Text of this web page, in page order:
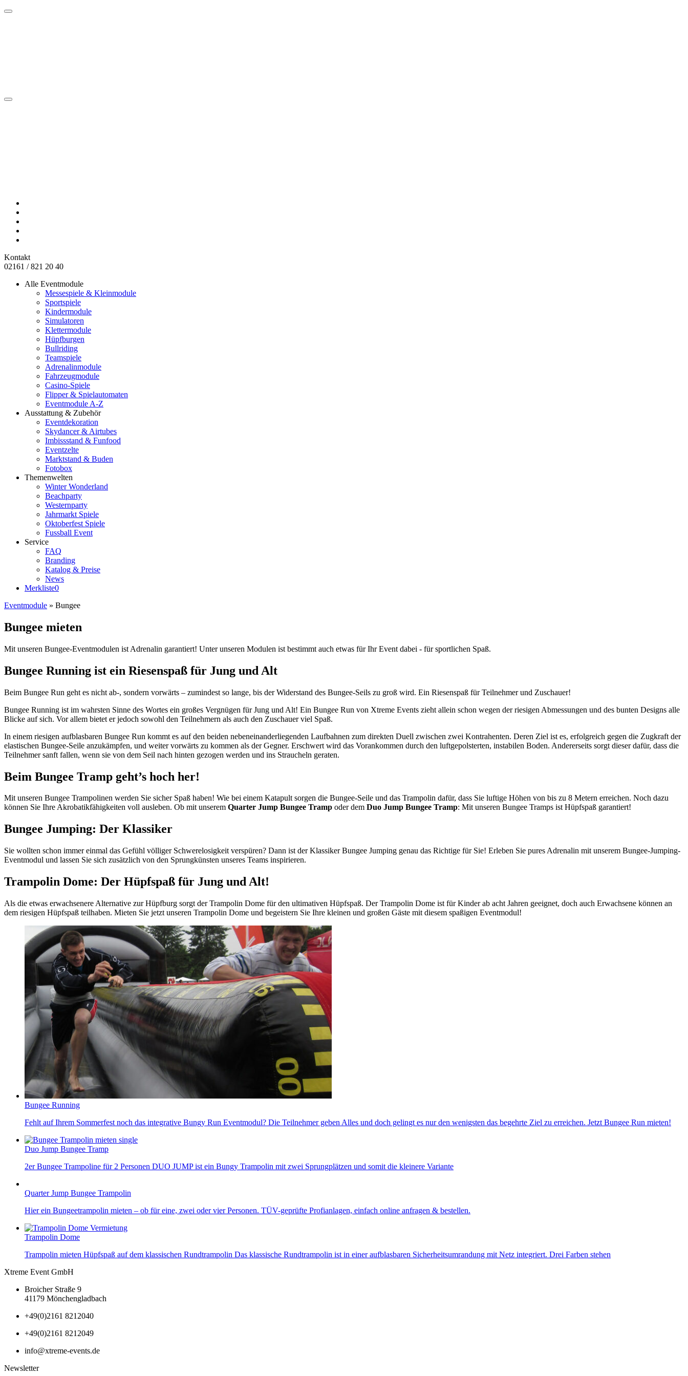
Kontakt
02161 / 821 20 40
Alle Eventmodule
Messespiele & Kleinmodule
Sportspiele
Kindermodule
Simulatoren
Klettermodule
Hüpfburgen
Bullriding
Teamspiele
Adrenalinmodule
Fahrzeugmodule
Casino-Spiele
Flipper & Spielautomaten
Eventmodule A-Z
Ausstattung & Zubehör
Eventdekoration
Skydancer & Airtubes
Imbissstand & Funfood
Eventzelte
Marktstand & Buden
Fotobox
Themenwelten
Winter Wonderland
Beachparty
Westernparty
Jahrmarkt Spiele
Oktoberfest Spiele
Fussball Event
Service
FAQ
Branding
Katalog & Preise
News
Merkliste0
Eventmodule » Bungee
Bungee mieten
Mit unseren Bungee-Eventmodulen ist Adrenalin garantiert! Unter unseren Modulen ist bestimmt auch etwas für Ihr Event dabei - für sportlichen Spaß.
Bungee Running ist ein Riesenspaß für Jung und Alt
Beim Bungee Run geht es nicht ab-, sondern vorwärts – zumindest so lange, bis der Widerstand des Bungee-Seils zu groß wird. Ein Riesenspaß für Teilnehmer und Zuschauer!
Bungee Running ist im wahrsten Sinne des Wortes ein großes Vergnügen für Jung und Alt! Ein Bungee Run von Xtreme Events zieht allein schon wegen der riesigen Abmessungen und des bunten Designs alle
Blicke auf sich. Vor allem bietet er jedoch sowohl den Teilnehmern als auch den Zuschauer viel Spaß.
In einem riesigen aufblasbaren Bungee Run kommt es auf den beiden nebeneinanderliegenden Laufbahnen zum direkten Duell zwischen zwei Kontrahenten. Deren Ziel ist es, erfolgreich gegen die Zugkraft der
elastischen Bungee-Seile anzukämpfen, und weiter vorwärts zu kommen als der Gegner. Erschwert wird das Vorankommen durch den luftgepolsterten, instabilen Boden. Andererseits sorgt dieser dafür, dass die
Teilnehmer sanft fallen, wenn sie von dem Seil nach hinten gezogen werden und ins Straucheln geraten.
Beim Bungee Tramp geht’s hoch her!
Mit unseren Bungee Trampolinen werden Sie sicher Spaß haben! Wie bei einem Katapult sorgen die Bungee-Seile und das Trampolin dafür, dass Sie luftige Höhen von bis zu 8 Metern erreichen. Noch dazu
können Sie Ihre Akrobatikfähigkeiten voll ausleben. Ob mit unserem Quarter Jump Bungee Tramp oder dem Duo Jump Bungee Tramp: Mit unseren Bungee Tramps ist Hüpfspaß garantiert!
Bungee Jumping: Der Klassiker
Sie wollten schon immer einmal das Gefühl völliger Schwerelosigkeit verspüren? Dann ist der Klassiker Bungee Jumping genau das Richtige für Sie! Erleben Sie pures Adrenalin mit unserem Bungee-Jumping-
Eventmodul und lassen Sie sich zusätzlich von den Sprungkünsten unseres Teams inspirieren.
Trampolin Dome: Der Hüpfspaß für Jung und Alt!
Als die etwas erwachsenere Alternative zur Hüpfburg sorgt der Trampolin Dome für den ultimativen Hüpfspaß. Der Trampolin Dome ist für Kinder ab acht Jahren geeignet, doch auch Erwachsene können an
dem riesigen Hüpfspaß teilhaben. Mieten Sie jetzt unseren Trampolin Dome und begeistern Sie Ihre kleinen und großen Gäste mit diesem spaßigen Eventmodul!
Bungee Running
Fehlt auf Ihrem Sommerfest noch das integrative Bungy Run Eventmodul? Die Teilnehmer geben Alles und doch gelingt es nur den wenigsten das begehrte Ziel zu erreichen. Jetzt Bungee Run mieten!
Duo Jump Bungee Tramp
2er Bungee Trampoline für 2 Personen DUO JUMP ist ein Bungy Trampolin mit zwei Sprungplätzen und somit die kleinere Variante
Quarter Jump Bungee Trampolin
Hier ein Bungeetrampolin mieten – ob für eine, zwei oder vier Personen. TÜV-geprüfte Profianlagen, einfach online anfragen & bestellen.
Trampolin Dome
Trampolin mieten Hüpfspaß auf dem klassischen Rundtrampolin Das klassische Rundtrampolin ist in einer aufblasbaren Sicherheitsumrandung mit Netz integriert. Drei Farben stehen
Xtreme Event GmbH
Broicher Straße 9
41179 Mönchengladbach
+49(0)2161 8212040
+49(0)2161 8212049
info@xtreme-events.de
Newsletter